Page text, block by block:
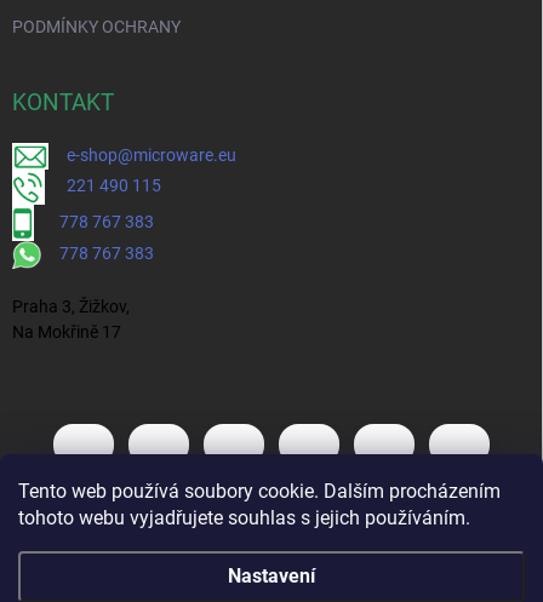
Tento web používá soubory cookie. Dalším procházením
tohoto webu vyjadřujete souhlas s jejich používáním.
Nastavení
PODMÍNKY OCHRANY
KONTAKT
e-shop@microware.eu
221 490 115
778 767 383
778 767 383
Praha 3, Žižkov,
Na Mokřině 17